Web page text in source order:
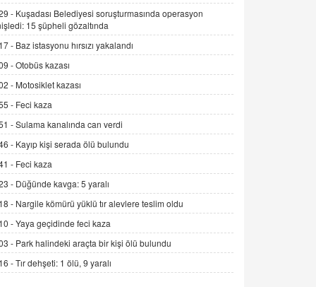
İNCİ GÜL AKÖL
Trump Keşke Adana'yı da Ziyaret Etse...
06.07.2026 13:00
ADEM AKÖL
Esed Destekçilerinin Yüzüne Vurulan
Şamar: Sednaya
11.12.2024 12:30
DR. EKREM ASLAN
Gerçek Ne, Algı Ne? "Beraber
Yürüyoruz" Cümlesinin Peşinden
19.07.2025 12:45
GÖNÜL MENEKŞE
Şifacının Yolu
04.11.2025 12:56
- Kuşadası Belediyesi soruşturmasında operasyon
15 şüpheli gözaltında
- Baz istasyonu hırsızı yakalandı
-Otobüs kazası
- Motosiklet kazası
- Feci kaza
-Sulama kanalında can verdi
- Kayıp kişi serada ölü bulundu
- Feci kaza
- Düğünde kavga: 5 yaralı
- Nargile kömürü yüklü tır alevlere teslim oldu
-Yaya geçidinde feci kaza
- Park halindeki araçta bir kişi ölü bulundu
-Tır dehşeti: 1 ölü, 9 yaralı